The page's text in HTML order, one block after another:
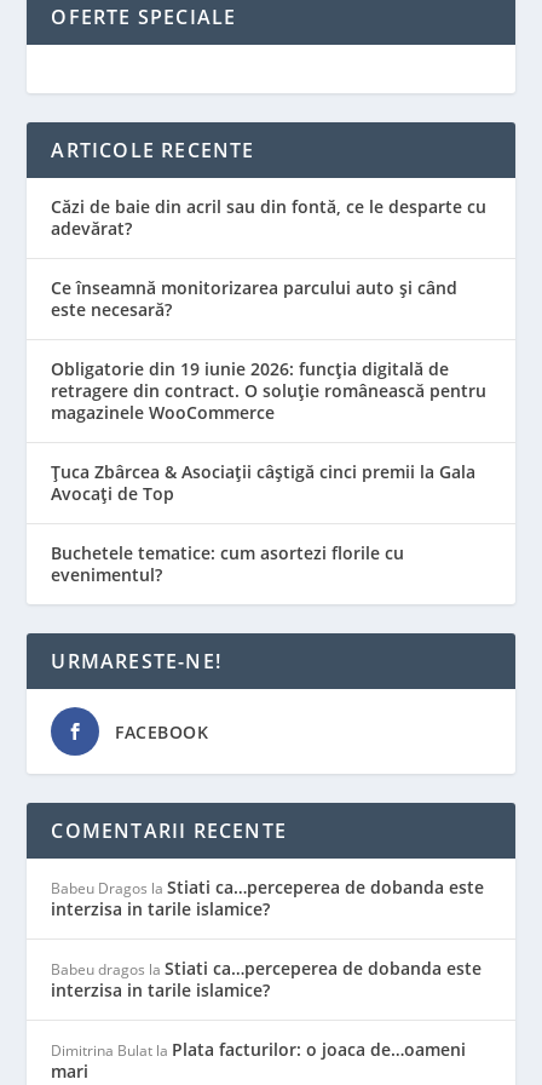
OFERTE SPECIALE
ARTICOLE RECENTE
Căzi de baie din acril sau din fontă, ce le desparte cu
adevărat?
Ce înseamnă monitorizarea parcului auto și când
este necesară?
Obligatorie din 19 iunie 2026: funcția digitală de
retragere din contract. O soluție românească pentru
magazinele WooCommerce
Țuca Zbârcea & Asociații câștigă cinci premii la Gala
Avocați de Top
Buchetele tematice: cum asortezi florile cu
evenimentul?
URMARESTE-NE!
FACEBOOK
COMENTARII RECENTE
Babeu Dragos laStiati ca…perceperea de dobanda este
interzisa in tarile islamice?
Babeu dragos laStiati ca…perceperea de dobanda este
interzisa in tarile islamice?
Dimitrina Bulat la Plata facturilor: o joaca de…oameni
mari